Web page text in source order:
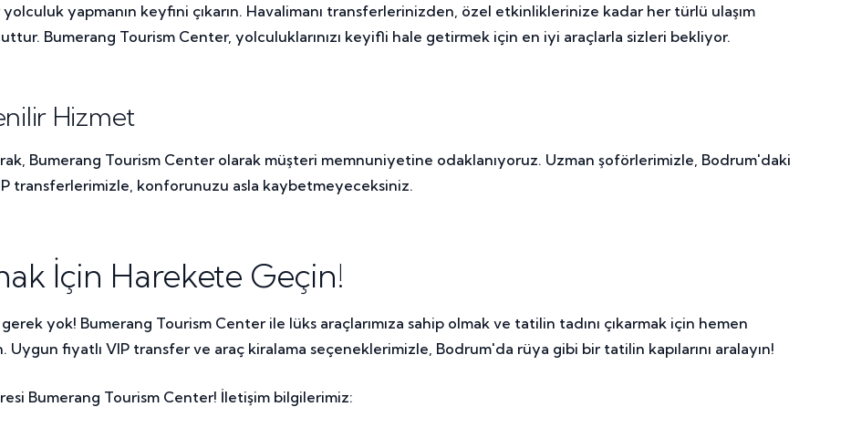
yapmanın keyfini çıkarın. Havalimanı transferlerinizden, özel etkinliklerinize kadar her türlü ulaşım
Bumerang Tourism Center, yolculuklarınızı keyifli hale getirmek için en iyi araçlarla sizleri bekliyor.
Hizmet
Bumerang Tourism Center olarak müşteri memnuniyetine odaklanıyoruz. Uzman şoförlerimizle, Bodrum'daki
transferlerimizle, konforunuzu asla kaybetmeyeceksiniz.
İçin Harekete Geçin!
yok! Bumerang Tourism Center ile lüks araçlarımıza sahip olmak ve tatilin tadını çıkarmak için hemen
fiyatlı VIP transfer ve araç kiralama seçeneklerimizle, Bodrum'da rüya gibi bir tatilin kapılarını aralayın!
Bumerang Tourism Center! İletişim bilgilerimiz: